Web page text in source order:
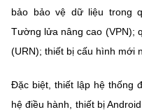
bảo bảo vệ dữ liệu trong
Tường lửa nâng cao (VPN);
(URN); thiết bị cấu hình mới
Đặc biệt, thiết lập hệ thống
hệ điều hành, thiết bị